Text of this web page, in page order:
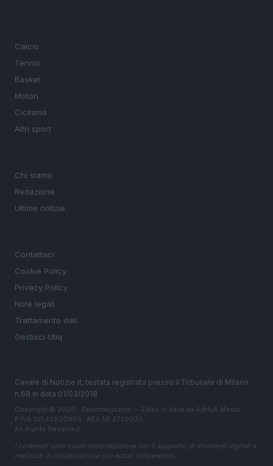
Calcio
Tennis
Basket
Motori
Ciclismo
Altri sport
Chi siamo
Redazione
Ultime notizie
Contattaci
Cookie Policy
Privacy Policy
Note legali
Trattamento dati
Gestisci Utiq
Canale di Notizie.it, testata registrata presso il Tribunale di Milano
n.68 in data 01/03/2018
Copyright © 2026 · Sportmagazine — Edito in Italia da AdHub Media
P.IVA 13542920965 · REA MI 2729933
All Rights Reserved
I contenuti sono curati dalla redazione con il supporto di strumenti digitali e
realizzati in collaborazione con autori indipendenti.